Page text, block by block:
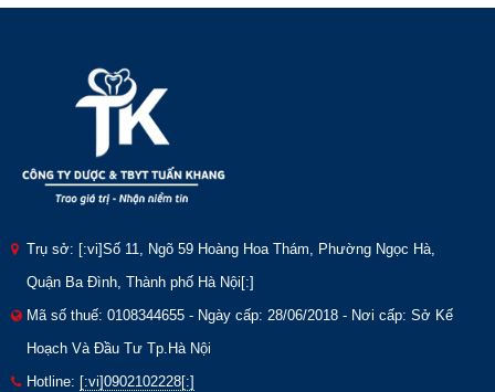
Trụ sở: [:vi]Số 11, Ngõ 59 Hoàng Hoa Thám, Phường Ngọc Hà,
Quận Ba Đình, Thành phố Hà Nội[:]
Mã số thuế: 0108344655 - Ngày cấp: 28/06/2018 - Nơi cấp: Sở Kế
Hoạch Và Đầu Tư Tp.Hà Nội
Hotline: [:vi]0902102228[:]